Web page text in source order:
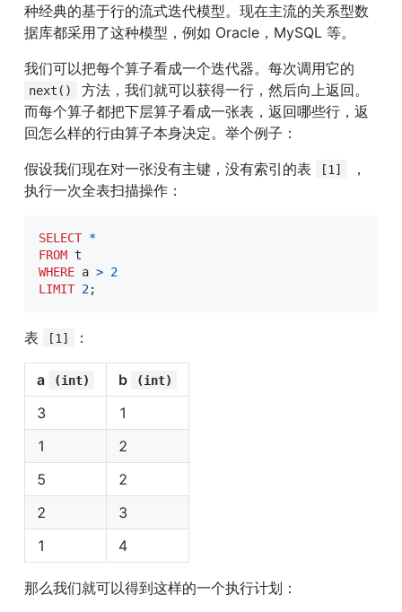
种经典的基于行的流式迭代模型。现在主流的关系型数
据库都采用了这种模型，例如 Oracle，MySQL 等。
next()
方法，我们就可以获得一行，然后向上返回。
而每个算子都把下层算子看成一张表，返回哪些行，返
回怎么样的行由算子本身决定。举个例子：
假设我们现在对一张没有主键，没有索引的表
[1]
，
执行一次全表扫描操作：
SELECT *
FROM
WHERE a > 2
LIMIT 2;
表 [1] ：
a (int) b (int)
3
1
1
2
5
2
2
3
1
4
那么我们就可以得到这样的一个执行计划：